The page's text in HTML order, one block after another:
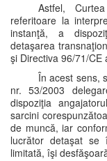
Astfel,
referitoare la
instanţă, a
detaşarea
şi Directiva 96/71/CE
În acest sens,
nr. 53/2003
dispoziţia
sarcini
de muncă, iar
lucrător detaşat
limitată, îşi